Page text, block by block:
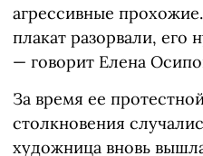
агрессивные
плакат разорвали, его
— говорит Елена
За время ее
столкновения
художница вновь